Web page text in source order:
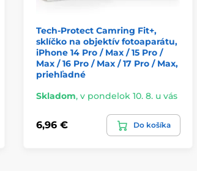
Tech-Protect Camring Fit+,
sklíčko na objektív fotoaparátu,
iPhone 14 Pro / Max / 15 Pro /
Max / 16 Pro / Max / 17 Pro / Max,
priehľadné
Skladom, v pondelok 10. 8. u vás
6,96 € Do košíka